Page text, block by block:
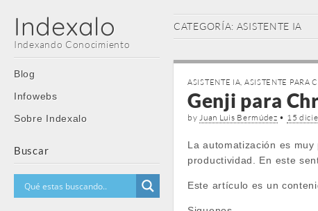
Indexalo
Indexando Conocimiento
Main
menu
Skip
content
Blog
Infowebs
Sobre Indexalo
Buscar
CATEGORÍA: ASISTENTE IA
ASISTENTE IA, ASISTENTE PARA
Genji para
byJuan Luis Bermúdez • 15
La automatización es
productividad. En este
Este artículo es un